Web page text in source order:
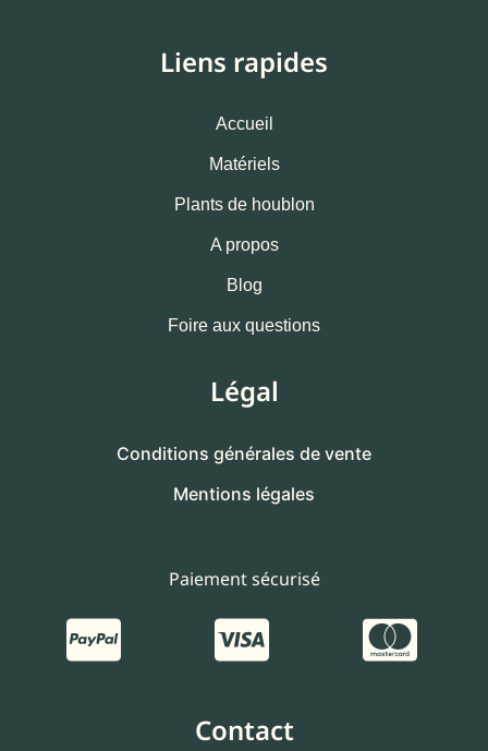
Liens rapides
Accueil
Matériels
Plants de houblon
A propos
Blog
Foire aux questions
Légal
Conditions générales de vente
Mentions légales
Paiement sécurisé
Contact